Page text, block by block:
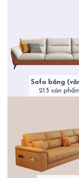
Sofa băng
213 sản